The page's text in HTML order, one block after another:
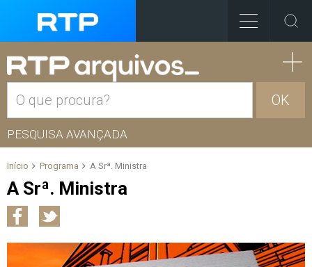
OK
PESQUISA AVANÇADA
Início Programa A Srª. Ministra
A Srª. Ministra